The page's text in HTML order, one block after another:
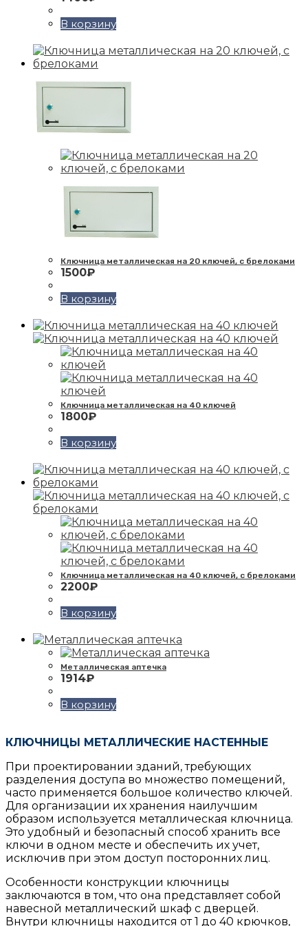
В корзину
Ключница металлическая на 20 ключей, с брелоками
1500₽
В корзину
Ключница металлическая на 40 ключей
1800₽
В корзину
Ключница металлическая на 40 ключей, с брелоками
2200₽
В корзину
Металлическая аптечка
1914₽
В корзину
КЛЮЧНИЦЫ МЕТАЛЛИЧЕСКИЕ НАСТЕННЫЕ
При проектировании зданий, требующих
разделения доступа во множество помещений,
часто применяется большое количество ключей.
Для организации их хранения наилучшим
образом используется металлическая ключница.
Это удобный и безопасный способ хранить все
ключи в одном месте и обеспечить их учет,
исключив при этом доступ посторонних лиц.
Особенности конструкции ключницы
заключаются в том, что она представляет собой
навесной металлический шкаф с дверцей.
Внутри ключницы находится от 1 до 40 крючков,